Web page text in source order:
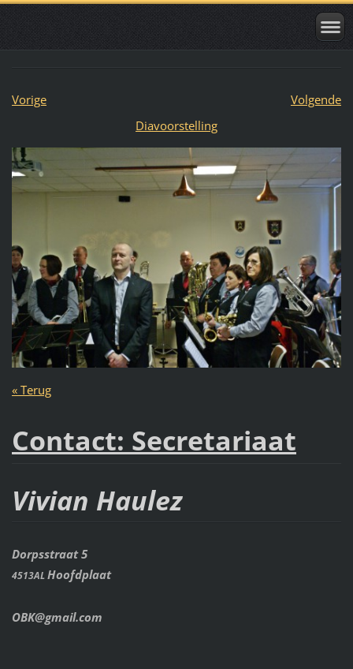
Vorige
Volgende
Diavoorstelling
« Terug
Contact: Secretariaat
Vivian Haulez
Dorpsstraat 5
4513ALHoofdplaat
OBK@gmail.com